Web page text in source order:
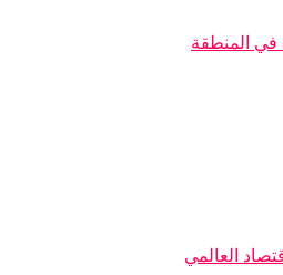
في المنطقة
العالمي